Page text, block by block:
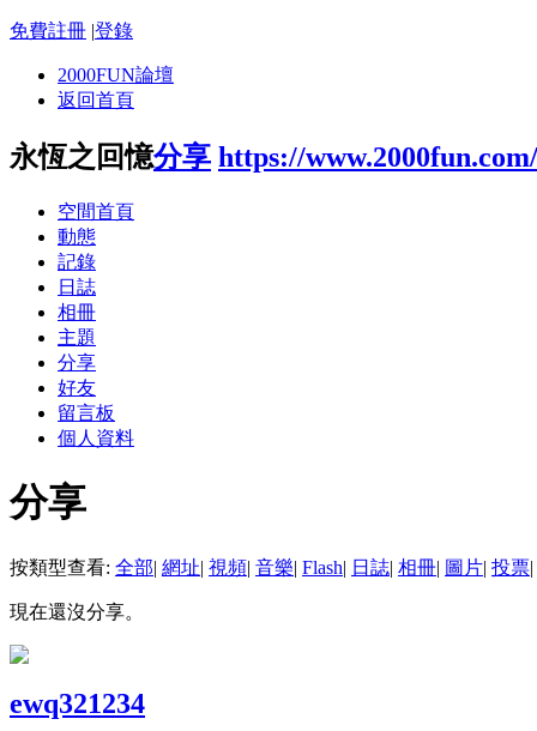
免費註冊 |登錄
2000FUN論壇
返回首頁
永恆之回憶分享 https://
空間首頁
動態
記錄
日誌
相冊
主題
分享
好友
留言板
個人資料
分享
按類型查看: 全部| 網址| 視頻| 音樂| Flash| 日誌| 相冊| 圖片| 投票|
現在還沒分享。
ewq321234